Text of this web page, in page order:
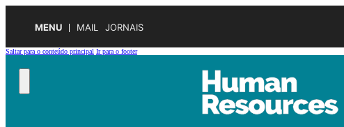
MENU MAIL JORNAIS
Saltar para o conteúdo principal Ir para o footer